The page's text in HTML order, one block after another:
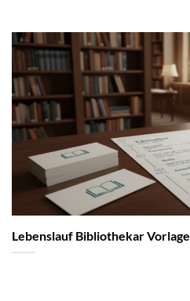
Lebenslauf Bibliothekar Vorlage